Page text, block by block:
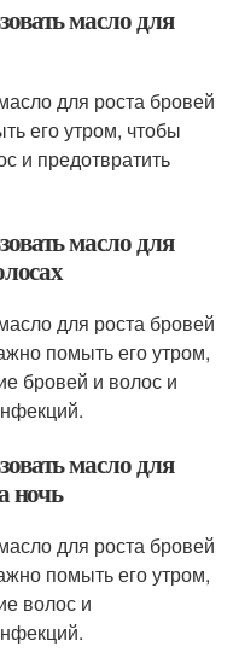
масло для
для роста бровей
его утром, чтобы
и предотвратить
масло для
для роста бровей
помыть его утром,
бровей и волос и
масло для
ночь
для роста бровей
помыть его утром,
волос и